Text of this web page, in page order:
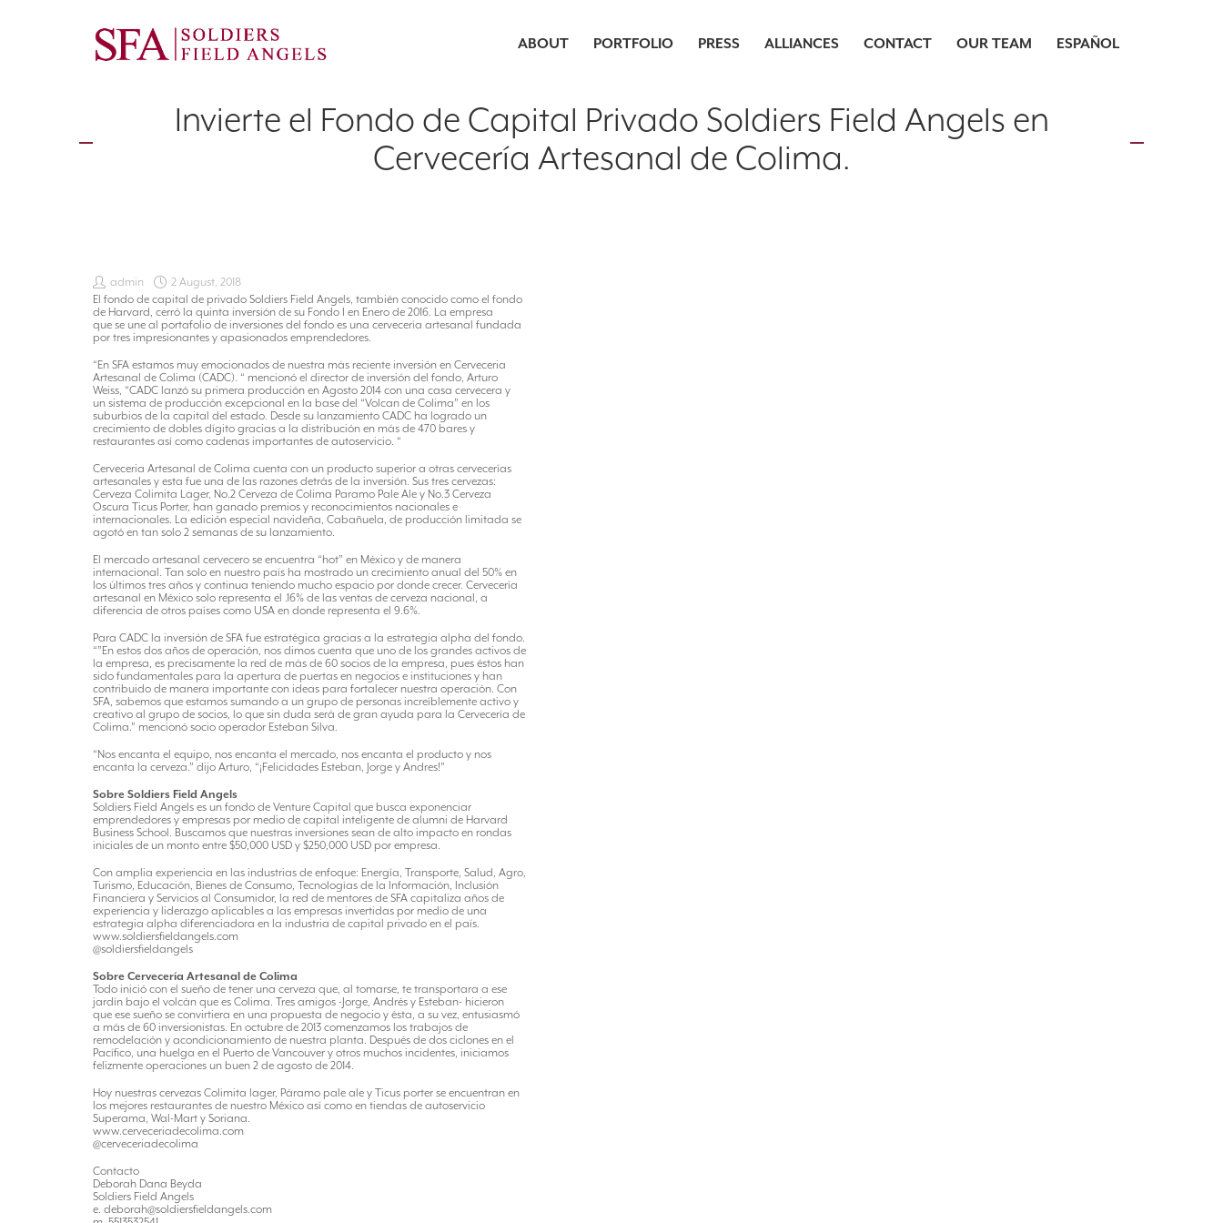
ABOUT PORTFOLIO PRESS ALLIANCES CONTACT OUR TEAM ESPAÑOL
Invierte el Fondo de Capital Privado Soldiers Field Angels en
Cervecería Artesanal de Colima.
admin
2 August, 2018
El fondo de capital de privado Soldiers Field Angels, también conocido como el fondo
de Harvard, cerró la quinta inversión de su Fondo I en Enero de 2016. La empresa
que se une al portafolio de inversiones del fondo es una cervecería artesanal fundada
por tres impresionantes y apasionados emprendedores.
“En SFA estamos muy emocionados de nuestra más reciente inversión en Cerveceria
Artesanal de Colima (CADC). “ mencionó el director de inversión del fondo, Arturo
Weiss, “CADC lanzó su primera producción en Agosto 2014 con una casa cervecera y
un sistema de producción excepcional en la base del “Volcan de Colima” en los
suburbios de la capital del estado. Desde su lanzamiento CADC ha logrado un
crecimiento de dobles dígito gracias a la distribución en más de 470 bares y
restaurantes así como cadenas importantes de autoservicio. “
Cerveceria Artesanal de Colima cuenta con un producto superior a otras cervecerías
artesanales y esta fue una de las razones detrás de la inversión. Sus tres cervezas:
Cerveza Colimita Lager, No.2 Cerveza de Colima Paramo Pale Ale y No.3 Cerveza
Oscura Ticus Porter, han ganado premios y reconocimientos nacionales e
internacionales. La edición especial navideña, Cabañuela, de producción limitada se
agotó en tan solo 2 semanas de su lanzamiento.
El mercado artesanal cervecero se encuentra “hot” en México y de manera
internacional. Tan solo en nuestro país ha mostrado un crecimiento anual del 50% en
los últimos tres años y continua teniendo mucho espacio por donde crecer. Cervecería
artesanal en México solo representa el .16% de las ventas de cerveza nacional, a
diferencia de otros países como USA en donde representa el 9.6%.
Para CADC la inversión de SFA fue estratégica gracias a la estrategia alpha del fondo.
“”En estos dos años de operación, nos dimos cuenta que uno de los grandes activos de
la empresa, es precisamente la red de más de 60 socios de la empresa, pues éstos han
sido fundamentales para la apertura de puertas en negocios e instituciones y han
contribuido de manera importante con ideas para fortalecer nuestra operación. Con
SFA, sabemos que estamos sumando a un grupo de personas increíblemente activo y
creativo al grupo de socios, lo que sin duda será de gran ayuda para la Cervecería de
Colima.” mencionó socio operador Esteban Silva.
“Nos encanta el equipo, nos encanta el mercado, nos encanta el producto y nos
encanta la cerveza.” dijo Arturo, “¡Felicidades Esteban, Jorge y Andres!”
Sobre Soldiers Field Angels
Soldiers Field Angels es un fondo de Venture Capital que busca exponenciar
emprendedores y empresas por medio de capital inteligente de alumni de Harvard
Business School. Buscamos que nuestras inversiones sean de alto impacto en rondas
iniciales de un monto entre $50,000 USD y $250,000 USD por empresa.
Con amplia experiencia en las industrias de enfoque: Energía, Transporte, Salud, Agro,
Turismo, Educación, Bienes de Consumo, Tecnologías de la Información, Inclusión
Financiera y Servicios al Consumidor, la red de mentores de SFA capitaliza años de
experiencia y liderazgo aplicables a las empresas invertidas por medio de una
estrategia alpha diferenciadora en la industria de capital privado en el país.
www.soldiersfieldangels.com
@soldiersfieldangels
Sobre Cervecería Artesanal de Colima
Todo inició con el sueño de tener una cerveza que, al tomarse, te transportara a ese
jardín bajo el volcán que es Colima. Tres amigos -Jorge, Andrés y Esteban- hicieron
que ese sueño se convirtiera en una propuesta de negocio y ésta, a su vez, entusiasmó
a más de 60 inversionistas. En octubre de 2013 comenzamos los trabajos de
remodelación y acondicionamiento de nuestra planta. Después de dos ciclones en el
Pacífico, una huelga en el Puerto de Vancouver y otros muchos incidentes, iniciamos
felizmente operaciones un buen 2 de agosto de 2014.
Hoy nuestras cervezas Colimita lager, Páramo pale ale y Ticus porter se encuentran en
los mejores restaurantes de nuestro México así como en tiendas de autoservicio
Superama, Wal-Mart y Soriana.
www.cerveceriadecolima.com
@cerveceriadecolima
Contacto
Deborah Dana Beyda
Soldiers Field Angels
e. deborah@soldiersfieldangels.com